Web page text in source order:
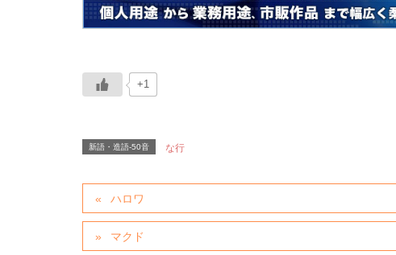
+1
新語・造語-50音 な行
ハロワ
マクド